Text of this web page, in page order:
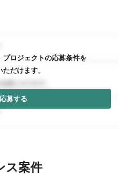
プロジェクトの応募条件を
ただけます。
応募する
ス案件